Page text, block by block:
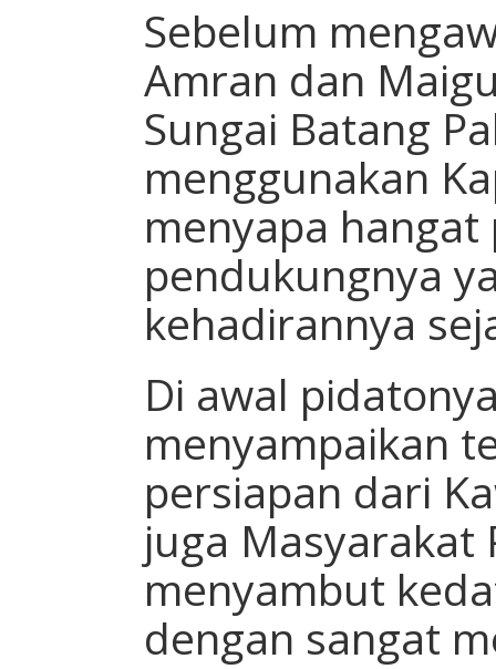
Sebelum
Amran dan
Sungai Batang
menggunakan
menyapa
pendukungnya
kehadirannya
Di awal
menyampaikan
persiapan dari
juga Masyarakat
menyambut
dengan sangat